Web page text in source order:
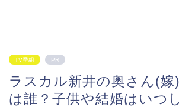
TV番組 PR
ラスカル新井の奥さん(嫁
は誰？子供や結婚はいつ